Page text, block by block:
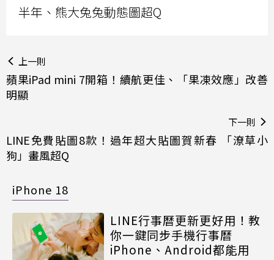
半年、熊大兔兔動態圖超Q
上一則
蘋果iPad mini 7開箱！續航更佳、「果凍效應」改善
明顯
下一則
LINE免費貼圖8款！過年超大貼圖賀新春 「潦草小
狗」畫風超Q
iPhone 18
LINE行事曆更新更好用！教
你一鍵同步手機行事曆
iPhone、Android都能用